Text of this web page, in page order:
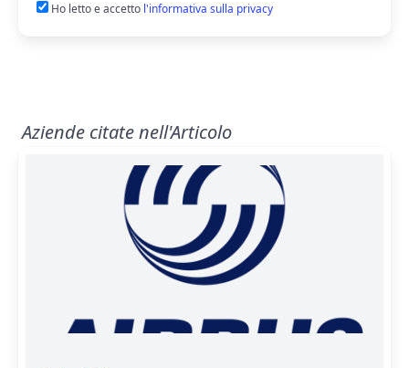
Ho letto e accetto l'informativa sulla privacy
Aziende citate nell'Articolo